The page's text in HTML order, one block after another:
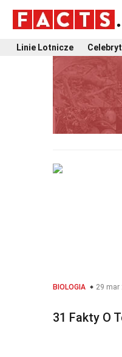
Linie Lotnicze
BIOLOGIA 29 mar
31 Fakty O